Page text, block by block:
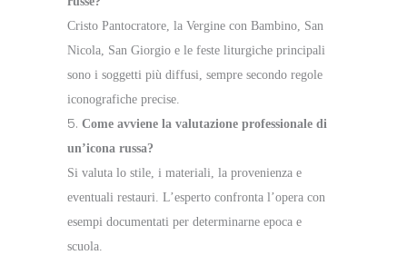
Cristo Pantocratore, la Vergine con Bambino, San
Nicola, San Giorgio e le feste liturgiche principali
sono i soggetti più diffusi, sempre secondo regole
iconografiche precise.
Come avviene la valutazione professionale di
un’icona russa?
Si valuta lo stile, i materiali, la provenienza e
eventuali restauri. L’esperto confronta l’opera con
esempi documentati per determinarne epoca e
scuola.